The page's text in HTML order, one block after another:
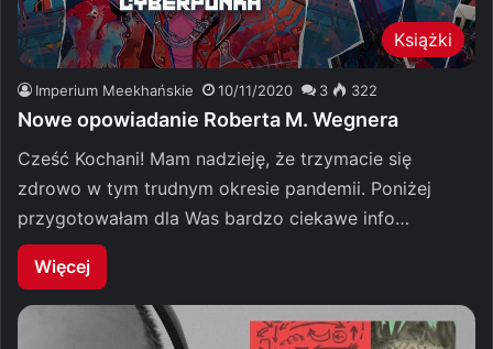
Książki
Imperium Meekhańskie 10/11/2020 3 322
Nowe opowiadanie Roberta M. Wegnera
Cześć Kochani! Mam nadzieję, że trzymacie się
zdrowo w tym trudnym okresie pandemii. Poniżej
przygotowałam dla Was bardzo ciekawe info…
Więcej